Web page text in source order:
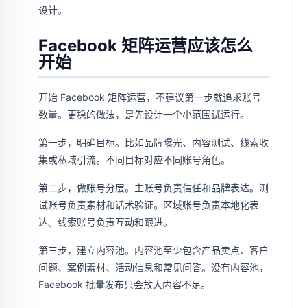
设计。
Facebook 矩阵运营应该怎么
开始
开始 Facebook 矩阵运营，不建议第一步就追求账号
数量。更稳的做法，是先设计一个小范围试运行。
第一步，明确目标。比如品牌曝光、内容测试、线索收
集或私域引流。不同目标对应不同账号角色。
第二步，做账号分层。主账号负责信任和品牌表达。测
试账号负责素材和话术验证。区域账号负责本地化表
达。线索账号负责互动和跟进。
第三步，建立内容池。内容池至少包含产品卖点、客户
问题、案例素材、活动信息和常见问答。没有内容池，
Facebook 批量发布只会放大内容不足。